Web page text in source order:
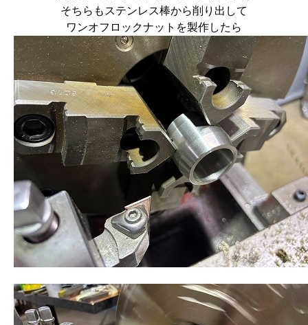
そちらもステンレス棒から削り出して
ワンオフロックナットを製作したら